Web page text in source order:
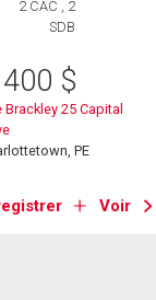
2 CAC , 2
SDB
$
Brackley 25 Capital
PE
Voir